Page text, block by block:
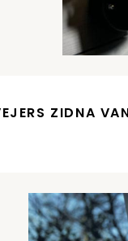
ZIDNA